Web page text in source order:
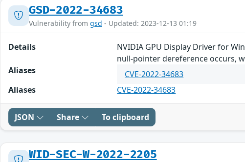
GSD-2022-34683
Vulnerability from gsd - Updated: 2023-12-13 01:19
Details
NVIDIA GPU Display Driver for
null-pointer dereference occurs,
Aliases
CVE-2022-34683
Aliases
CVE-2022-34683
JSON Share To clipboard
WID-SEC-W-2022-2205